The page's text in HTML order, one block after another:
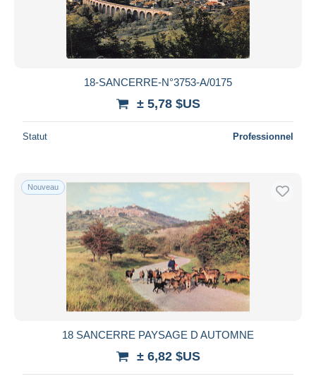
18-SANCERRE-N°3753-A/0175
± 5,78 $US
Statut Professionnel
Nouveau
18 SANCERRE PAYSAGE D AUTOMNE
± 6,82 $US